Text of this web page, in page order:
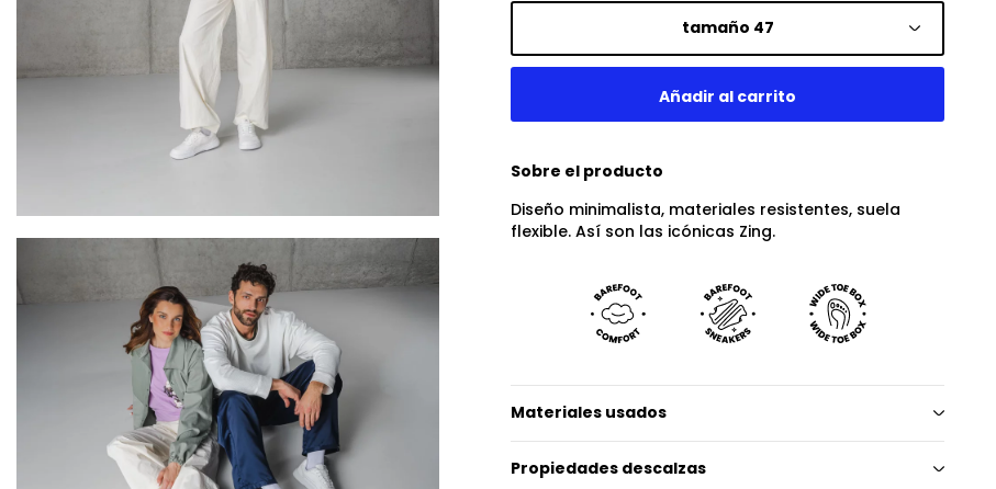
tamaño 47
Sobre el producto
Diseño minimalista, materiales resistentes, suela
flexible. Así son las icónicas Zing.
Materiales usados
Propiedades descalzas